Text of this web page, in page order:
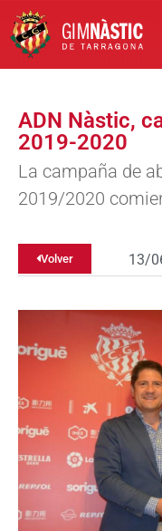
ADN Nàstic,
2019-2020
La campaña de
2019/2020
Volver 13/